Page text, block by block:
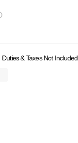
Duties & Taxes Not Included